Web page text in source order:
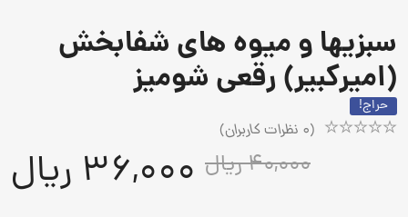
سبزیها و میوه های شفابخش
(امیرکبیر) رقعی شومیز
حراج!
(
0 نظرات کاربران)
40,000 ریال 36,000 ریال